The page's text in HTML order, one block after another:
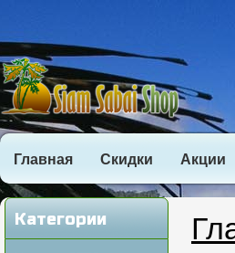
Главная Скидки Акции
Категории